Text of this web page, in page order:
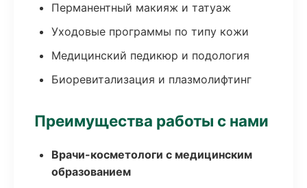
Перманентный макияж и татуаж
Уходовые программы по типу кожи
Медицинский педикюр и подология
Биоревитализация и плазмолифтинг
Преимущества работы с нами
Врачи-косметологи с медицинским
образованием